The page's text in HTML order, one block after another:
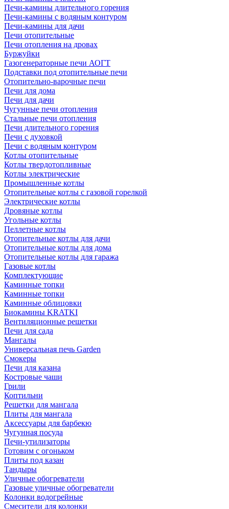
Печи-камины длительного горения
Печи-камины с водяным контуром
Печи-камины для дачи
Печи отопительные
Печи отопления на дровах
Буржуйки
Газогенераторные печи АОГТ
Подставки под отопительные печи
Отопительно-варочные печи
Печи для дома
Печи для дачи
Чугунные печи отопления
Стальные печи отопления
Печи длительного горения
Печи с духовкой
Печи с водяным контуром
Котлы отопительные
Котлы твердотопливные
Котлы электрические
Промышленные котлы
Отопительные котлы с газовой горелкой
Электрические котлы
Дровяные котлы
Угольные котлы
Пеллетные котлы
Отопительные котлы для дачи
Отопительные котлы для дома
Отопительные котлы для гаража
Газовые котлы
Комплектующие
Каминные топки
Каминные топки
Каминные облицовки
Биокамины KRATKI
Вентиляционные решетки
Печи для сада
Мангалы
Универсальная печь Garden
Смокеры
Печи для казана
Костровые чаши
Грили
Коптильни
Решетки для мангала
Плиты для мангала
Аксессуары для барбекю
Чугунная посуда
Печи-утилизаторы
Готовим с огоньком
Плиты под казан
Тандыры
Уличные обогреватели
Газовые уличные обогреватели
Колонки водогрейные
Смесители для колонки